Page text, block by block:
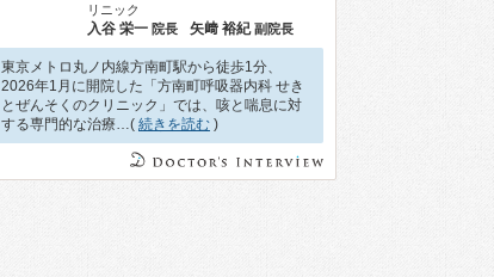
リニック
入谷 栄一 院長 矢﨑 裕紀 副院長
東京メトロ丸ノ内線方南町駅から徒歩1分、
2026年1月に開院した「方南町呼吸器内科 せき
とぜんそくのクリニック」では、咳と喘息に対
する専門的な治療…( 続きを読む )